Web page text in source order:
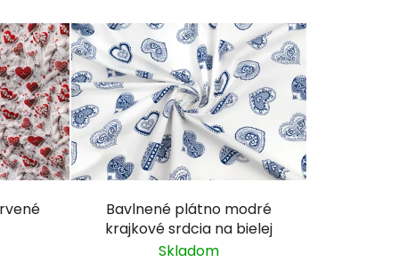
e
n
i
e
p
r
o
d
Bavlnené plátno modré
krajkové srdcia na bielej
Skladom